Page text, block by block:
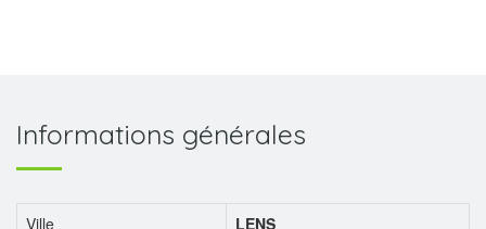
Informations générales
Ville
LENS